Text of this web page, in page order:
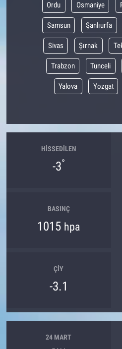
Ordu Osmaniye
Samsun Şanlıurfa
Sivas Şırnak
Trabzon Tunceli
Yalova Yozgat
HISSEDILEN
-3°
BASINÇ
1015 hpa
ÇIY
-3.1
24 MART